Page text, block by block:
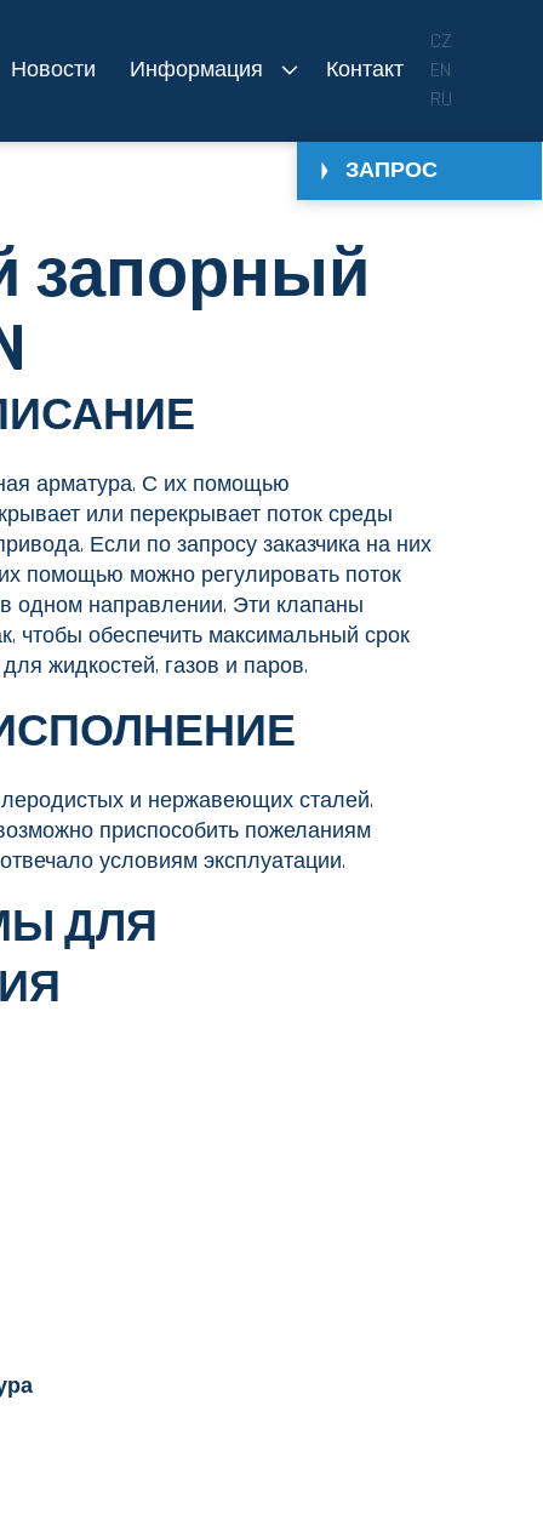
Новости Информация Контакт
CZ
EN
RU
ЗАПРОС
запорный
арматура. С их помощью
или перекрывает поток среды
Если по запросу заказчика на них
помощью можно регулировать поток
одном направлении. Эти клапаны
чтобы обеспечить максимальный срок
жидкостей, газов и паров.
и нержавеющих сталей.
приспособить пожеланиям
условиям эксплуатации.
ДЛЯ